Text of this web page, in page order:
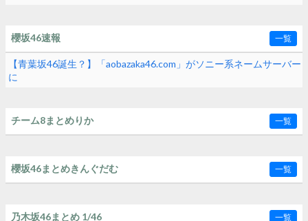
櫻坂46速報 一覧
【青葉坂46誕生？】「aobazaka46.com」がソニー系ネームサーバー
に
チーム8まとめりか 一覧
櫻坂46まとめきんぐだむ 一覧
乃木坂46まとめ 1/46 一覧